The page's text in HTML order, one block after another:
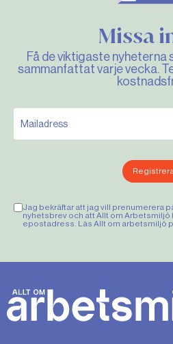
Missa
Få de viktigaste nyheterna
sammanfattat varje vecka.
Jag bekräftar att jag vill prenumerera
nyhetsbrev och att Allt om Arbetsmiljö
epostadress. Läs Allt om arbetsmiljö